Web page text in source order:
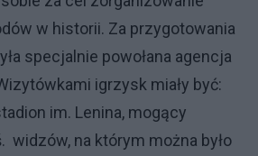
w historii. Za przygotowania
specjalnie powołana agencja
igrzysk miały być:
im. Lenina, mogący
widzów, na którym można było